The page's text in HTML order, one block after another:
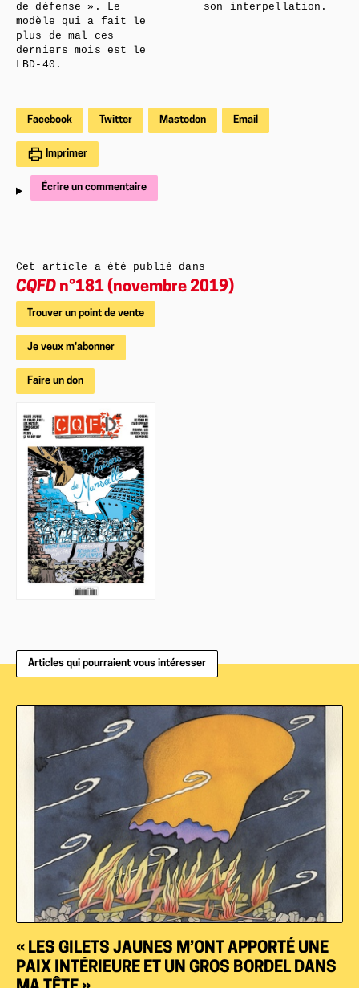
de défense ». Le
modèle qui a fait le
plus de mal ces
derniers mois est le
LBD-40.
son interpellation.
Facebook Twitter Mastodon Email
Imprimer
Écrire un commentaire
Cet article a été publié dans
CQFD n°181 (novembre 2019)
Trouver un point de vente
Je veux m'abonner
Faire un don
Articles qui pourraient vous intéresser
« LES GILETS JAUNES M’ONT APPORTÉ UNE
PAIX INTÉRIEURE ET UN GROS BORDEL DANS